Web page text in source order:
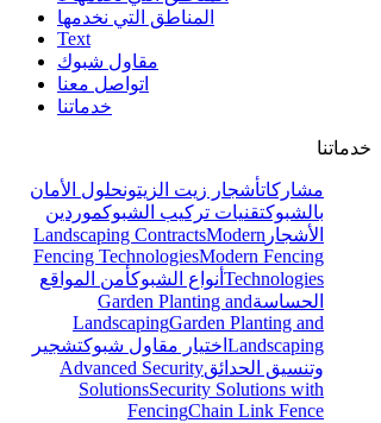
المناطق التي نخدمها
Text
مقاول شبوك
اتواصل معنا
خدماتنا
خدماتنا
مشاركاتأشجار زيت الزيتونحلول الأمان
بالشبوكتقنيات تركيب الشبوكموردين
الأشجار
Landscaping ContractsModern
Fencing TechnologiesModern Fencing
Technologies أنواع الشبوكأمن المواقع
الحساسةGarden Planting and
LandscapingGarden Planting and
Landscaping اختيار مقاول شبوكتشجير
وتنسيق الحدائقAdvanced Security
SolutionsSecurity Solutions with
FencingChain Link Fence